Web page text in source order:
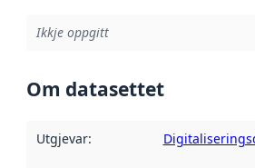
Ikkje oppgitt
Om datasettet
Utgjevar: